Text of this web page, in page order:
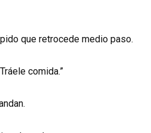
que retrocede medio paso.
comida.”